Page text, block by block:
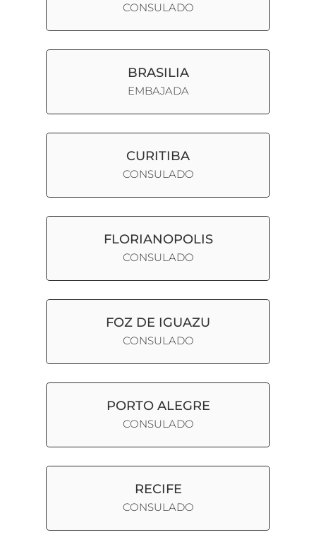
CONSULADO
BRASILIA
EMBAJADA
CURITIBA
CONSULADO
FLORIANOPOLIS
CONSULADO
FOZ DE IGUAZU
CONSULADO
PORTO ALEGRE
CONSULADO
RECIFE
CONSULADO